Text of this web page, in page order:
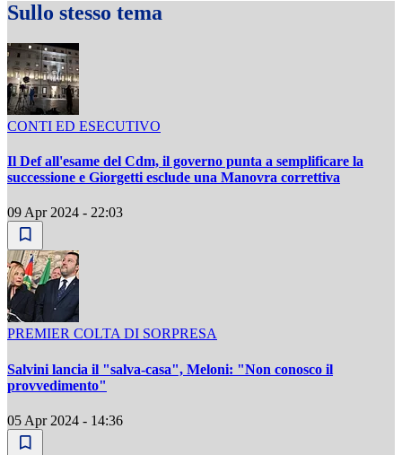
Sullo stesso tema
CONTI ED ESECUTIVO
Il Def all'esame del Cdm, il governo punta a semplificare la
successione e Giorgetti esclude una Manovra correttiva
09 Apr 2024 - 22:03
PREMIER COLTA DI SORPRESA
Salvini lancia il "salva-casa", Meloni: "Non conosco il
provvedimento"
05 Apr 2024 - 14:36